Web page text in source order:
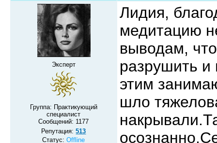
Эксперт
Группа: Практикующий
специалист
Сообщений: 1177
Репутация:513
Статус:Offline
Лидия,
медитацию
выводам,
разрушить и
этим
шло